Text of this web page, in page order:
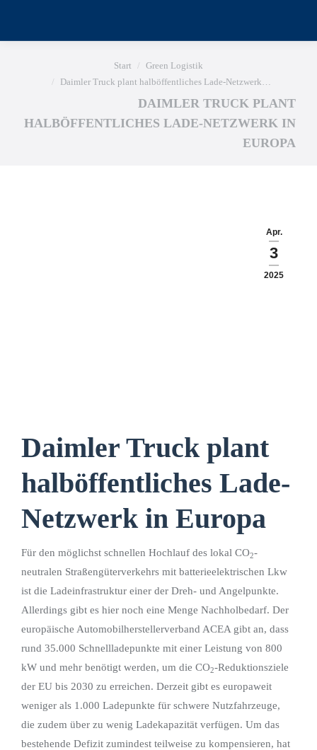
Sie befinden sich hier:Start
Green Logistik
Daimler Truck plant halböffentliches Lade-Netzwerk…
DAIMLER TRUCK PLANT
HALBÖFFENTLICHES LADE-NETZWERK IN
EUROPA
Apr.
3
2025
Daimler Truck plant
halböffentliches Lade-
Netzwerk in Europa
Für den möglichst schnellen Hochlauf des lokal CO2-
neutralen Straßengüterverkehrs mit batterieelektrischen Lkw
ist die Ladeinfrastruktur einer der Dreh- und Angelpunkte.
Allerdings gibt es hier noch eine Menge Nachholbedarf. Der
europäische Automobilherstellerverband ACEA gibt an, dass
rund 35.000 Schnellladepunkte mit einer Leistung von 800
kW und mehr benötigt werden, um die CO2-Reduktionsziele
der EU bis 2030 zu erreichen. Derzeit gibt es europaweit
weniger als 1.000 Ladepunkte für schwere Nutzfahrzeuge,
die zudem über zu wenig Ladekapazität verfügen. Um das
bestehende Defizit zumindest teilweise zu kompensieren, hat